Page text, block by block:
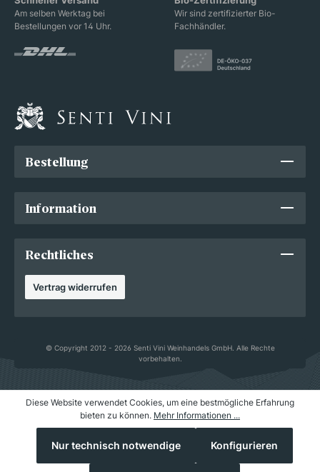
Am selben Werktag bei
Bestellungen vor 14 Uhr.
Wir sind zertifizierter Bio-
Fachhändler.
Bestellung
Information
Rechtliches
Vertrag widerrufen
© Copyright 2012 - 2026 Senti Vini Weinhandels GmbH. Alle Rechte
vorbehalten.
Diese Website verwendet Cookies, um eine bestmögliche Erfahrung
bieten zu können. Mehr Informationen ...
Nur technisch notwendige Konfigurieren